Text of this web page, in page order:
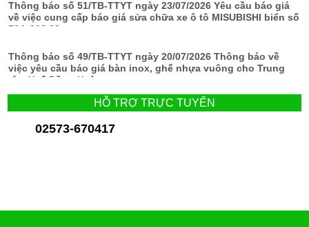
Thông báo số 51/TB-TTYT ngày 23/07/2026 Yêu cầu báo giá
về việc cung cấp báo giá sửa chữa xe ô tô MISUBISHI biển số
78A-002.98
Thông báo số 49/TB-TTYT ngày 20/07/2026 Thông báo về
việc yêu cầu báo giá bàn inox, ghế nhựa vuông cho Trung
tâm Y tế Đồng Xuân
HỖ TRỢ TRỰC TUYẾN
02573-670417